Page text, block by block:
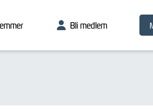
Bli medlem